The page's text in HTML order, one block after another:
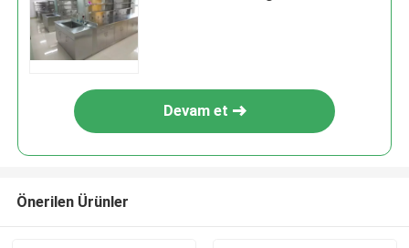
Devam et
Önerilen Ürünler